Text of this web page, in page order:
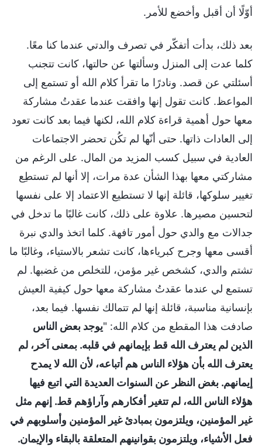
أوّلًا أن أقبل وأخضع للأمر.
بعد ذلك، بدأت أتفكّر في تصرف والدتي عندما كنا معًا.
كلما عدت إلى المنزل وسألتها عن حالتها، كانت تتجنب
أسئلتي عن قصد. ونادرًا ما تقرأ كلام الله أو تستمع إلى
المواعظ. كانت تقول إنها وافقت عندما عقدتُ مشاركة
معها حول أهمية قراءة كلام الله، لكنها فيما بعد كانت تعود
إلى العادات ذاتها. حتى أنّها لم تكُن تحضر الاجتماعات
العادية في سبيل كسب المزيد من المال. على الرغم من
مشاركتي معها بهذا الشأن عدة مرات، إلا أنها لم تستطِع
تغيير سلوكها، قائلة إنها لا تستطيع الاعتماد إلا على نفسها
لتحسين مصيرها. علاوة على ذلك، كانت غالبًا ما تدخل في
جدالات مع والدي حول أمور تافهة. كلما اتخذ والدي نبرة
أقسى معها وجرح كبرياءها، كانت تشعر بالاستياء، وغالبًا ما
تشتم والدي، كشخص غير مؤمن، للتخلص من غضبها. لم
تستمع لي عندما عقدتُ مشاركة معها حول كيفية العيش
بإنسانية مناسبة، قائلة إنها لم تتمالك نفسها. فيما بعد،
صادفت هذا المقطع من كلام الله: "يوجد بعض الناس
الذين لم يعترف الله قط بإيمانهم في قلبه. بمعنى آخر، لم
يعترف الله بأن هؤلاء الناس هم أتباعه، لأن الله لا يمدح
إيمانهم. بغض النظر عن السنوات العديدة التي اتبع فيها
هؤلاء الناس الله، لم تتغير أفكارهم وآراؤهم قط. إنهم مثل
غير المؤمنين، ويلتزمون بمبادئ غير المؤمنين وأسلوبهم في
فعل الأشياء، ويلتزمون بقوانينهم المتعلقة بالبقاء والإيمان.